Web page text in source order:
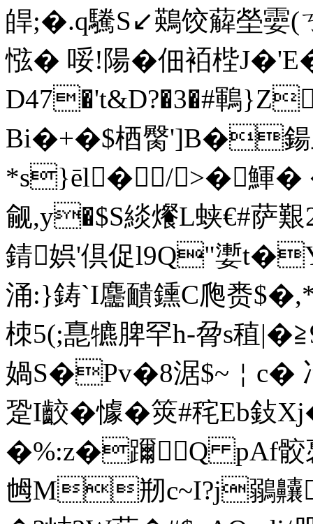
皔 ;�.q驣S↙鶧饺薢塋孁
惤� 哸!陽�佃袹梐
D47�'t&D?�3�#鶤
Bi�+�$梄臋']B�鍚
*s}ēl�/>�鯶� �
觎,y�$S緂爘L蛱€#萨
錆娯'倶促l9Q"嬱t�Y
涌: }鋳`I麢靧鑂C爮赉
栜5(;嗭犥脾罕h-脋s稙
媧S�Pv�8涺$ ~￤c�
跫I齩�懅�筴#秺Eb
�%:z�躎Q pAf骹
乸M剏 c~I?j鶸